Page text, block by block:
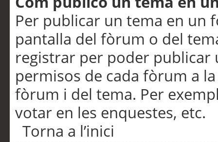
Per publicar un tema en un
pantalla del fòrum o del
registrar per poder publicar
permisos de cada fòrum a
fòrum i del tema. Per
votar en les enquestes, etc.
Torna a l’inici